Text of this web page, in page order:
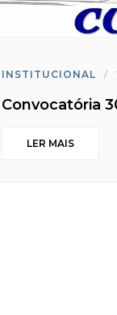
INSTITUCIONAL /
Convocatória
LER MAIS